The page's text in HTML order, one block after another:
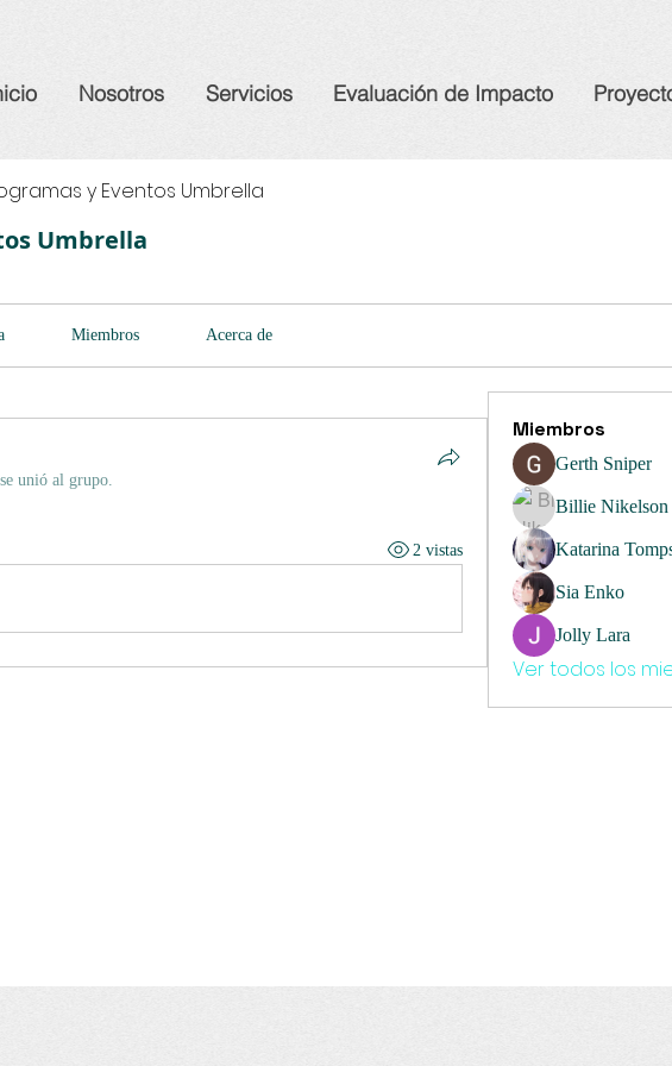
Nosotros Servicios Evaluación de Impacto
y Eventos Umbrella
Umbrella
Miembros Acerca de
se unió al grupo.
2 vistas
Miembros
Gerth Sniper
Billie Nikelson
Katarina
Sia Enko
Jolly Lara
Ver todos los